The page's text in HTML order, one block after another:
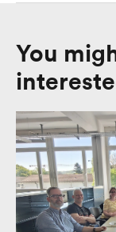
You